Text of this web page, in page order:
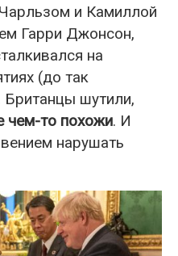
и Камиллой
Гарри Джонсон,
на
(до так
шутили,
чем-то похожи. И
нарушать